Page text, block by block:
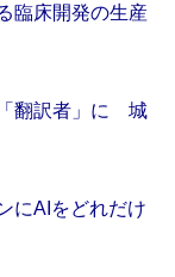
臨床開発の生産
「翻訳者」に 城
にAIをどれだけ